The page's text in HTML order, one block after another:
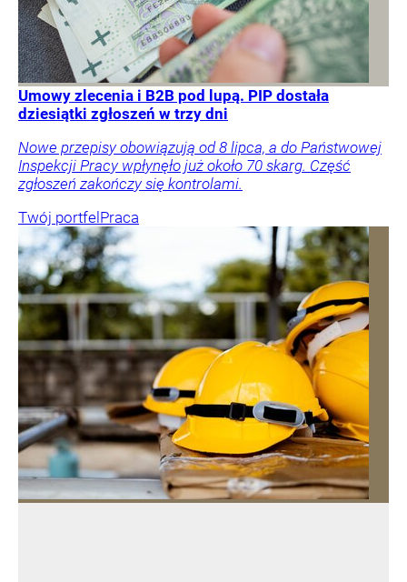
Umowy zlecenia i B2B pod lupą. PIP dostała
dziesiątki zgłoszeń w trzy dni
Nowe przepisy obowiązują od 8 lipca, a do Państwowej
Inspekcji Pracy wpłynęło już około 70 skarg. Część
zgłoszeń zakończy się kontrolami.
Twój portfel Praca